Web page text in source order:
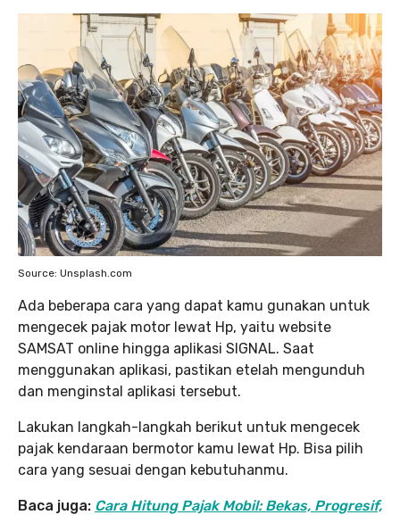
Source: Unsplash.com
Ada beberapa cara yang dapat kamu gunakan untuk
mengecek pajak motor lewat Hp, yaitu website
SAMSAT online hingga aplikasi SIGNAL. Saat
menggunakan aplikasi, pastikan etelah mengunduh
dan menginstal aplikasi tersebut.
Lakukan langkah-langkah berikut untuk mengecek
pajak kendaraan bermotor kamu lewat Hp. Bisa pilih
cara yang sesuai dengan kebutuhanmu.
Baca juga: Cara Hitung Pajak Mobil: Bekas, Progresif,